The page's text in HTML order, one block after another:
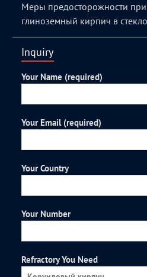
Меры предосторожности
глиноземный кирпич в
Inquiry
Your Name (required)
Your Email (required)
Your Country
Your Number
Refractory You Need